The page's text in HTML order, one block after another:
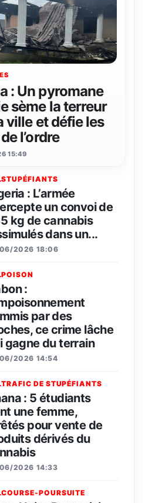
: Un pyromane
sème la terreur
ville et défie les
l’ordre
15:49
STUPÉFIANTS
: L’armée
un convoi de
kg de cannabis
dans un...
2026 18:06
POISON
:
par des
ce crime lâche
gagne du terrain
2026 14:54
TRAFIC DE STUPÉFIANTS
: 5 étudiants
une femme,
pour vente de
dérivés du
2026 14:33
COURSE-POURSUITE